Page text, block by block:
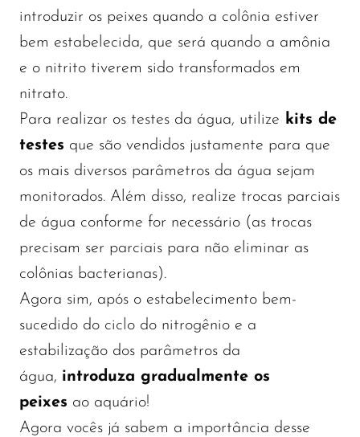
introduzir os peixes quando a colônia estiver
bem estabelecida, que será quando a amônia
e o nitrito tiverem sido transformados em
nitrato.
Para realizar os testes da água, utilize kits de
testes que são vendidos justamente para que
os mais diversos parâmetros da água sejam
monitorados. Além disso, realize trocas parciais
de água conforme for necessário (as trocas
precisam ser parciais para não eliminar as
colônias bacterianas).
Agora sim, após o estabelecimento bem-
sucedido do ciclo do nitrogênio e a
estabilização dos parâmetros da
água, introduza gradualmente os
peixes ao aquário!
Agora vocês já sabem a importância desse